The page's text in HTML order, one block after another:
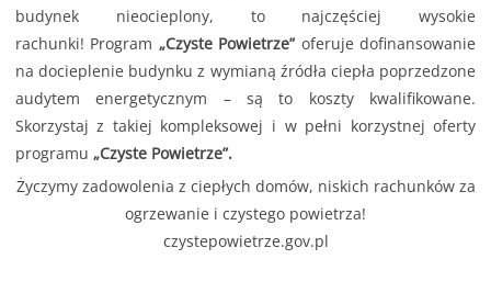
budynek nieocieplony, to najczęściej wysokie
rachunki! Program „Czyste Powietrze” oferuje dofinansowanie
na docieplenie budynku z wymianą źródła ciepła poprzedzone
audytem energetycznym – są to koszty kwalifikowane.
Skorzystaj z takiej kompleksowej i w pełni korzystnej oferty
programu „Czyste Powietrze”.
Życzymy zadowolenia z ciepłych domów, niskich rachunków za
ogrzewanie i czystego powietrza!
czystepowietrze.gov.pl